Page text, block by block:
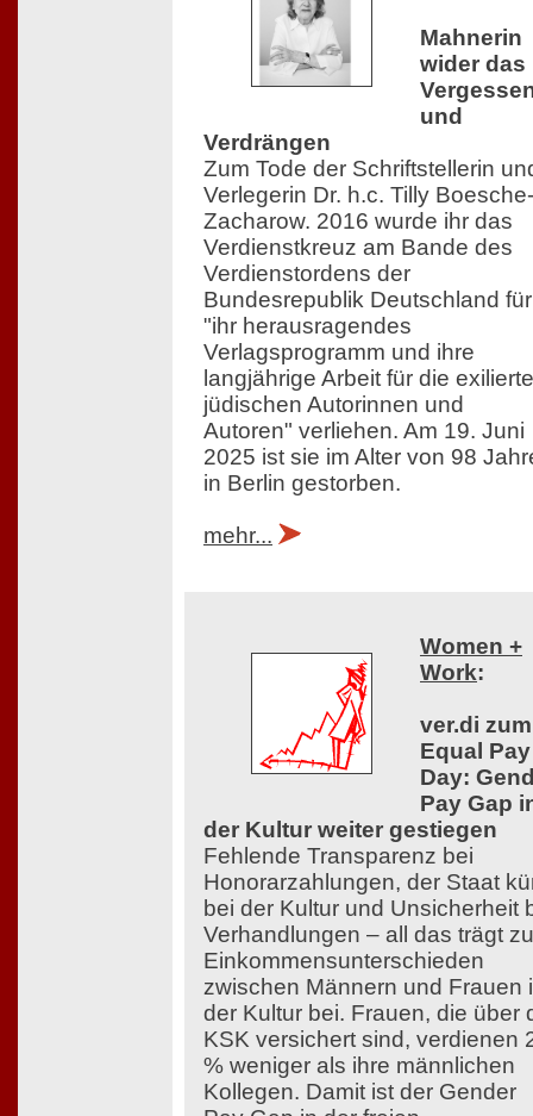
Mahnerin
wider das
und
Verdrängen
Zum Tode der Schriftstellerin
Verlegerin Dr. h.c. Tilly Boesche-
Zacharow. 2016 wurde ihr das
Verdienstkreuz am Bande des
Verdienstordens der
Bundesrepublik Deutschland für
"ihr herausragendes
Verlagsprogramm und ihre
langjährige Arbeit für die
jüdischen Autorinnen und
Autoren" verliehen. Am 19. Juni
2025 ist sie im Alter von 98
in Berlin gestorben.
mehr...
Women +
Work:
ver.di zum
Equal Pay
Day:
Pay Gap
der Kultur weiter gestiegen
Fehlende Transparenz bei
Honorarzahlungen, der Staat
bei der Kultur und Unsicherheit
Verhandlungen – all das trägt zu
Einkommensunterschieden
zwischen Männern und Frauen
der Kultur bei. Frauen, die über
KSK versichert sind, verdienen
% weniger als ihre männlichen
Kollegen. Damit ist der Gender